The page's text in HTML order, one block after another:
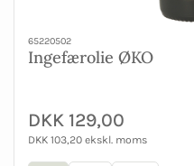
65220502
Ingefærolie ØKO
DKK 129,00
DKK 103,20 ekskl. moms